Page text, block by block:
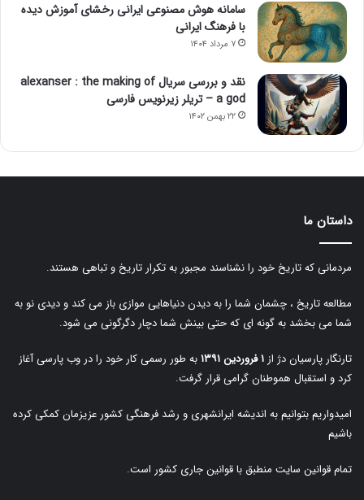
سامانه هوش مصنوعی ایرانی رخشای آموزش دیده
با فرهنگ ایرانی
۷ مرداد ۱۴۰۴
نقد و بررسی سریال alexanser : the making of
a god – تریلر زیرنویس فارسی
۲۲ بهمن ۱۴۰۲
داستان ما
مردمانی که تاریخ خود را نشناسند مجبور به تکرار تاریخ و تباهی هستند.
مطالعه تاریخ ، چشمان شما را به دیدن دنیاهایی موازی باز می کند و دیدی نو به
شما می بخشد به گونه ای که حتی بینش شما دچار دگرگونی می شود.
تارنگار پارسیان دژ از ۱ فروردین ۱۳۹۱
به طور رسمی کار خود را در وب پارسی آغاز
کرد و استقبال هموطنان گرامی قرار گرفت.
امیدواریم بتوانیم به اندیشه ایرانشهری و رشد فرهنگی کشور عزیزمان کمکی کرده
باشیم
تمام قوانین سایت منطبق با قوانین جاری کشور است.